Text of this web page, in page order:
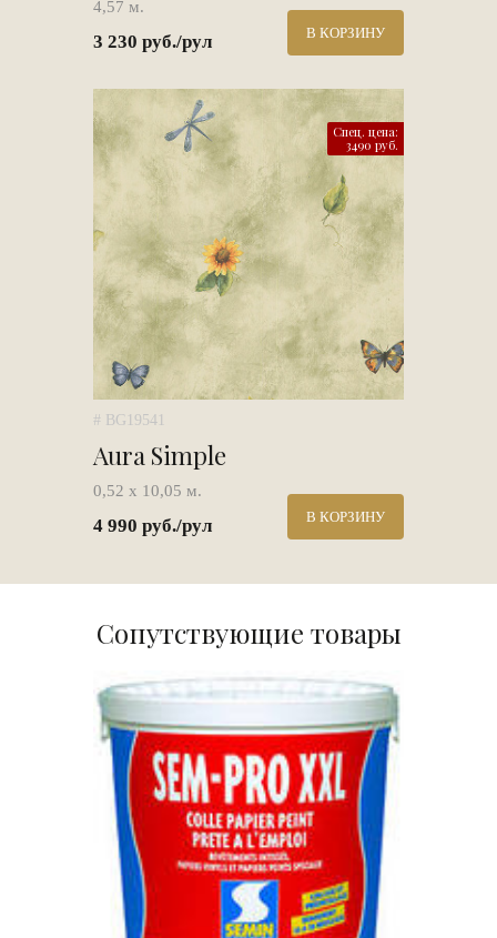
4,57 м.
3 230 руб./рул В КОРЗИНУ
Спец. цена:
3490 руб.
# BG19541
Aura Simple
0,52 х 10,05 м.
4 990 руб./рул В КОРЗИНУ
Сопутствующие товары